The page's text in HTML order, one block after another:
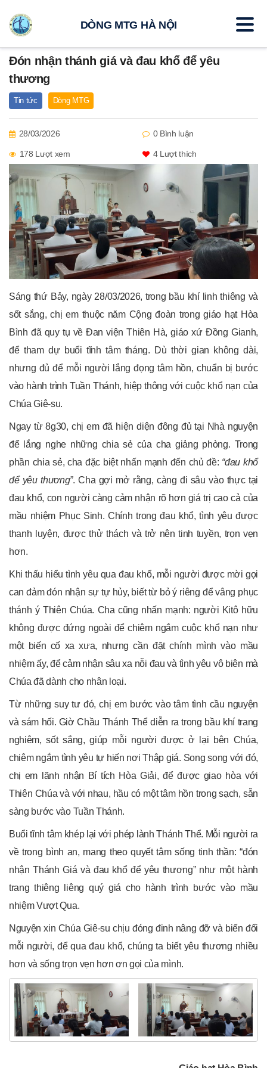
Đón nhận thánh giá và đau khổ để yêu
thương
Tin tức Dòng MTG
28/03/2026 0 Bình luận
178 Lượt xem 4Lượt thích
Sáng thứ Bảy, ngày 28/03/2026, trong bầu khí linh thiêng và
sốt sắng, chị em thuộc năm Cộng đoàn trong giáo hạt Hòa
Bình đã quy tụ về Đan viện Thiên Hà, giáo xứ Đồng Gianh,
để tham dự buổi tĩnh tâm tháng. Dù thời gian không dài,
nhưng đủ để mỗi người lắng đọng tâm hồn, chuẩn bị bước
vào hành trình Tuần Thánh, hiệp thông với cuộc khổ nạn của
Chúa Giê-su.
Ngay từ 8g30, chị em đã hiện diện đông đủ tại Nhà nguyện
để lắng nghe những chia sẻ của cha giảng phòng. Trong
phần chia sẻ, cha đặc biệt nhấn mạnh đến chủ đề: “đau khổ
để yêu thương”. Cha gợi mở rằng, càng đi sâu vào thực tại
đau khổ, con người càng cảm nhận rõ hơn giá trị cao cả của
mầu nhiệm Phục Sinh. Chính trong đau khổ, tình yêu được
thanh luyện, được thử thách và trở nên tinh tuyền, trọn vẹn
hơn.
Khi thấu hiểu tình yêu qua đau khổ, mỗi người được mời gọi
can đảm đón nhận sự tự hủy, biết từ bỏ ý riêng để vâng phục
thánh ý Thiên Chúa. Cha cũng nhấn mạnh: người Kitô hữu
không được đứng ngoài để chiêm ngắm cuộc khổ nạn như
một biến cố xa xưa, nhưng cần đặt chính mình vào mầu
nhiệm ấy, để cảm nhận sâu xa nỗi đau và tình yêu vô biên mà
Chúa đã dành cho nhân loại.
Từ những suy tư đó, chị em bước vào tâm tình cầu nguyện
và sám hối. Giờ Chầu Thánh Thể diễn ra trong bầu khí trang
nghiêm, sốt sắng, giúp mỗi người được ở lại bên Chúa,
chiêm ngắm tình yêu tự hiến nơi Thập giá. Song song với đó,
chị em lãnh nhận Bí tích Hòa Giải, để được giao hòa với
Thiên Chúa và với nhau, hầu có một tâm hồn trong sạch, sẵn
sàng bước vào Tuần Thánh.
Buổi tĩnh tâm khép lại với phép lành Thánh Thể. Mỗi người ra
về trong bình an, mang theo quyết tâm sống tinh thần: “đón
nhận Thánh Giá và đau khổ để yêu thương” như một hành
trang thiêng liêng quý giá cho hành trình bước vào mầu
nhiệm Vượt Qua.
Nguyện xin Chúa Giê-su chịu đóng đinh nâng đỡ và biến đổi
mỗi người, để qua đau khổ, chúng ta biết yêu thương nhiều
hơn và sống trọn vẹn hơn ơn gọi của mình.
DÒNG MTG HÀ NỘI